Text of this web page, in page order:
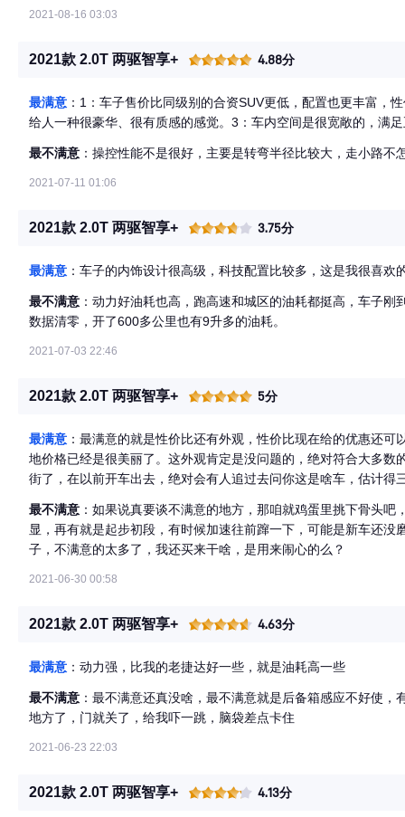
2021-08-16 03:03
2021款 2.0T 两驱智享+ 4.88分
最满意 ：1：车子售价比同级别的合资SUV更低，配置也更丰富，
给人一种很豪华、很有质感的感觉。3：车内空间是很宽敞的，满
最不满意 ：操控性能不是很好，主要是转弯半径比较大，走小路不
2021-07-11 01:06
2021款 2.0T 两驱智享+ 3.75分
最满意 ：车子的内饰设计很高级，科技配置比较多，这是我很喜欢
最不满意 ：动力好油耗也高，跑高速和城区的油耗都挺高，车子
数据清零，开了600多公里也有9升多的油耗。
2021-07-03 22:46
2021款 2.0T 两驱智享+ 5分
最满意 ：最满意的就是性价比还有外观，性价比现在给的优惠还
地价格已经是很美丽了。这外观肯定是没问题的，绝对符合大多数
街了，在以前开车出去，绝对会有人追过去问你这是啥车，估计得
最不满意 ：如果说真要谈不满意的地方，那咱就鸡蛋里挑下骨头
显，再有就是起步初段，有时候加速往前蹿一下，可能是新车还没
子，不满意的太多了，我还买来干啥，是用来闹心的么？
2021-06-30 00:58
2021款 2.0T 两驱智享+ 4.63分
最满意 ：动力强，比我的老捷达好一些，就是油耗高一些
最不满意 ：最不满意还真没啥，最不满意就是后备箱感应不好使
地方了，门就关了，给我吓一跳，脑袋差点卡住
2021-06-23 22:03
2021款 2.0T 两驱智享+ 4.13分